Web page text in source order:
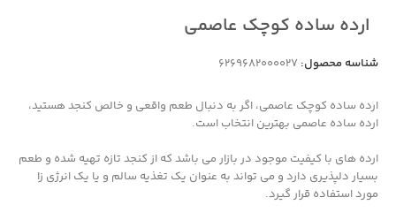
ارده ساده کوچک عاصمی
شناسه محصول: 6269682000027
ارده ساده کوچک عاصمی، اگر به دنبال طعم واقعی و خالص کنجد هستید،
ارده ساده عاصمی بهترین انتخاب است.
ارده های با کیفیت موجود در بازار می باشد که از کنجد تازه تهیه شده و طعم
بسیار دلپذیری دارد و می تواند به عنوان یک تغذیه سالم و یا یک انرژی زا
مورد استفاده قرار گیرد.